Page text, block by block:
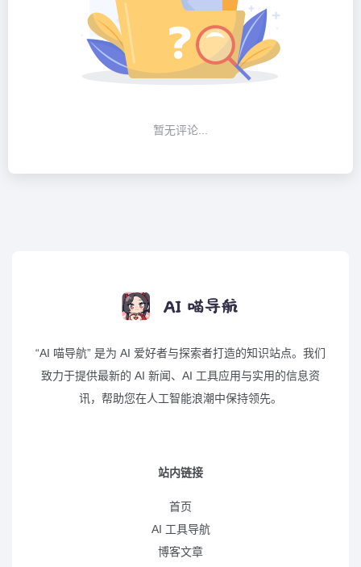
暂无评论...
“AI 喵导航” 是为 AI 爱好者与探索者打造的知识站点。我们
致力于提供最新的 AI 新闻、AI 工具应用与实用的信息资
讯，帮助您在人工智能浪潮中保持领先。
站内链接
首页
AI 工具导航
博客文章